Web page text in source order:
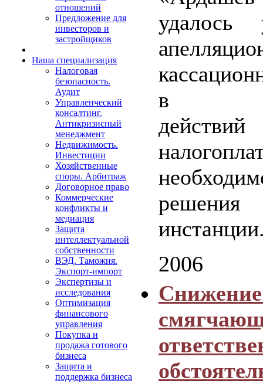
отношений
Предложение для
инвесторов и
застройщиков
Наша специализация
Налоговая
безопасность.
Аудит
Управленческий
консалтинг.
Антикризисный
менеджмент
Недвижимость.
Инвестиции
Хозяйственные
споры. Арбитраж
Договорное право
Коммерческие
конфликты и
медиация
Защита
интеллектуальной
собственности
ВЭД. Таможня.
Экспорт-импорт
Экспертизы и
исследования
Оптимизация
финансового
управления
Покупка и
продажа готового
бизнеса
Защита и
поддержка бизнеса
удалось
в
действий
решения
2006